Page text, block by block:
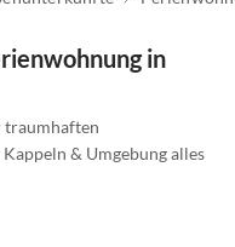
in
traumhaften
& Umgebung alles